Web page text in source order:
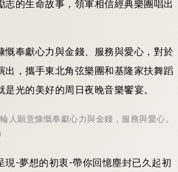
的生命故事，領軍相信經典樂團唱出
奉獻心力與金錢、服務與愛心，對於
，攜手東北角弦樂團和基隆家扶舞蹈
光的美好的周日夜晚音樂饗宴。
願意慷慨奉獻心力與金錢，服務與愛心。
-夢想的初衷-帶你回憶塵封已久起初